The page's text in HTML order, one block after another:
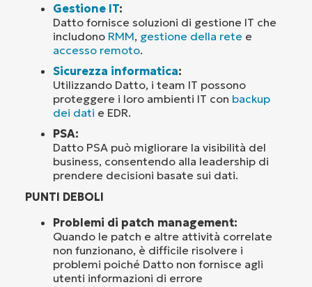
Gestione IT:
Datto fornisce soluzioni di gestione IT che
includono RMM, gestione della rete e
accesso remoto.
Sicurezza informatica:
Utilizzando Datto, i team IT possono
proteggere i loro ambienti IT con backup
dei dati e EDR.
PSA:
Datto PSA può migliorare la visibilità del
business, consentendo alla leadership di
prendere decisioni basate sui dati.
PUNTI DEBOLI
Problemi di patch management:
Quando le patch e altre attività correlate
non funzionano, è difficile risolvere i
problemi poiché Datto non fornisce agli
utenti informazioni di errore